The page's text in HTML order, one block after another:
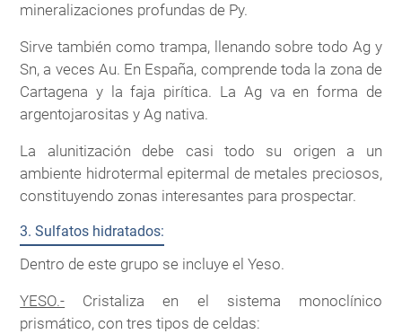
mineralizaciones profundas de Py.
Sirve también como trampa, llenando sobre todo Ag y
Sn, a veces Au. En España, comprende toda la zona de
Cartagena y la faja pirítica. La Ag va en forma de
argentojarositas y Ag nativa.
La alunitización debe casi todo su origen a un
ambiente hidrotermal epitermal de metales preciosos,
constituyendo zonas interesantes para prospectar.
3. Sulfatos hidratados:
Dentro de este grupo se incluye el Yeso.
YESO.- Cristaliza en el sistema monoclínico
prismático, con tres tipos de celdas: